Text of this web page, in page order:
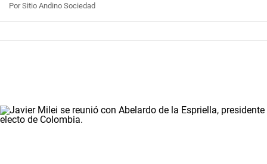
Por Sitio Andino Sociedad